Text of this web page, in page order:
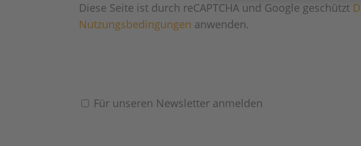
Diese Seite ist durch reCAPTCHA und Google geschützt
Nutzungsbedingungen anwenden.
Für unseren Newsletter anmelden